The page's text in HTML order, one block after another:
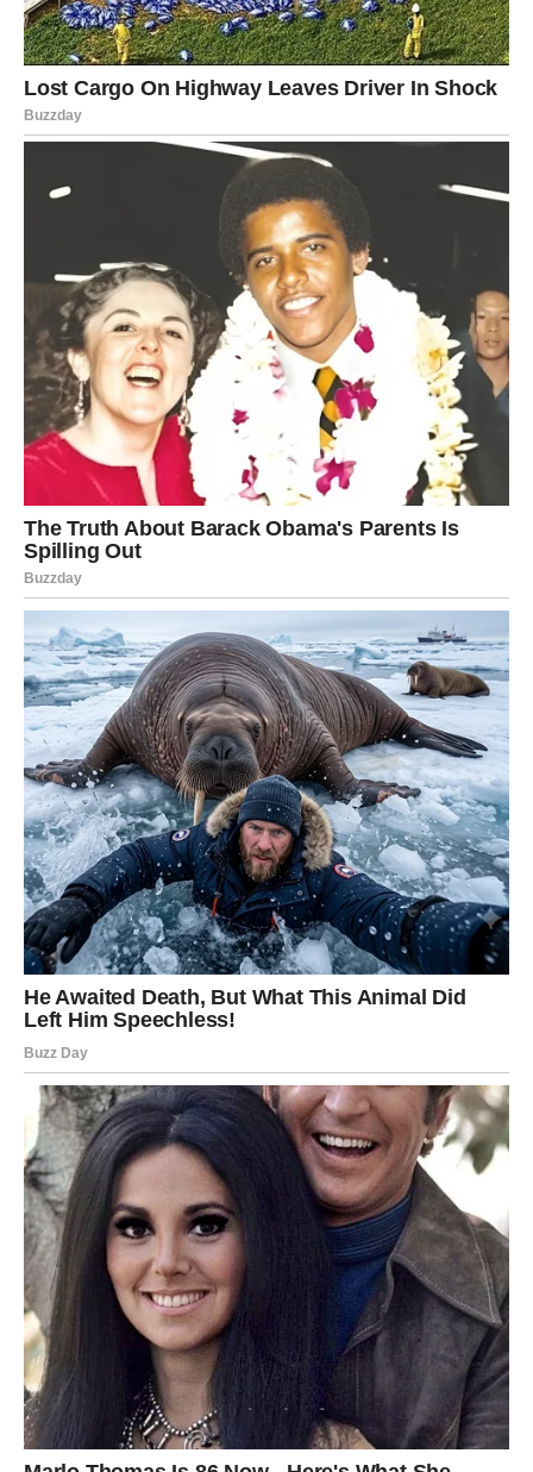
Nanijela sam labneh između slojeva i zatim ih zarolala prije
posluživanja. U njima se sigurno može uživati ​​i samostalno.
Želim vam sve najbolje dok ih isprobavate – lijepo se provedite
i veselim se našem sljedećem susretu. Sada ću otići; zbogom
za sada. 🤗🙋🏻‍♀️